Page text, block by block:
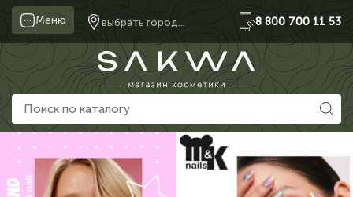
Меню выбрать город... 8 800 700 11 53